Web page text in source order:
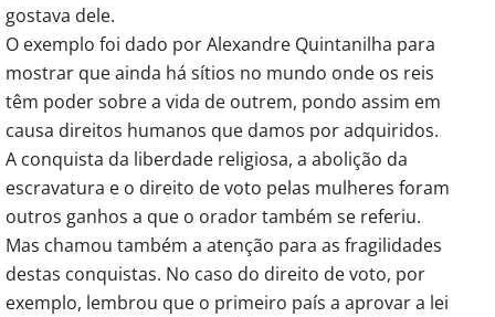
gostava dele.
O exemplo foi dado por Alexandre Quintanilha para
mostrar que ainda há sítios no mundo onde os reis
têm poder sobre a vida de outrem, pondo assim em
causa direitos humanos que damos por adquiridos.
A conquista da liberdade religiosa, a abolição da
escravatura e o direito de voto pelas mulheres foram
outros ganhos a que o orador também se referiu.
Mas chamou também a atenção para as fragilidades
destas conquistas. No caso do direito de voto, por
exemplo, lembrou que o primeiro país a aprovar a lei